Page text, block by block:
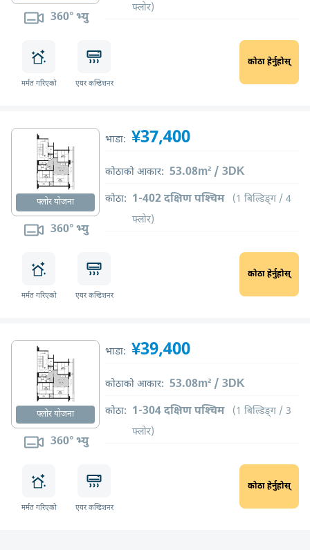
360° भ्यु
फ्लोर)
मर्मत गरिएको एयर कन्डिशनर
कोठा हेर्नुहोस्
फ्लोर योजना
360° भ्यु
भाडा: ¥37,400
कोठाको आकार: 53.08m² / 3DK
कोठा: 1-402 दक्षिण पश्चिम
(1 बिल्डिङ्ग / 4
फ्लोर)
मर्मत गरिएको एयर कन्डिशनर
कोठा हेर्नुहोस्
फ्लोर योजना
360° भ्यु
भाडा: ¥39,400
कोठाको आकार: 53.08m² / 3DK
कोठा: 1-304 दक्षिण पश्चिम
(1 बिल्डिङ्ग / 3
फ्लोर)
मर्मत गरिएको एयर कन्डिशनर
कोठा हेर्नुहोस्